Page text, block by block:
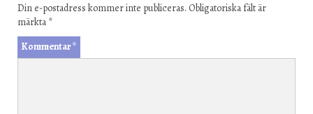
Din e-postadress kommer inte publiceras. Obligatoriska fält är
märkta *
Kommentar*